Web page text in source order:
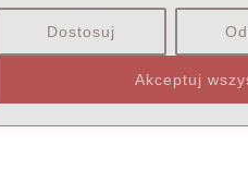
Dostosuj
Akceptuj